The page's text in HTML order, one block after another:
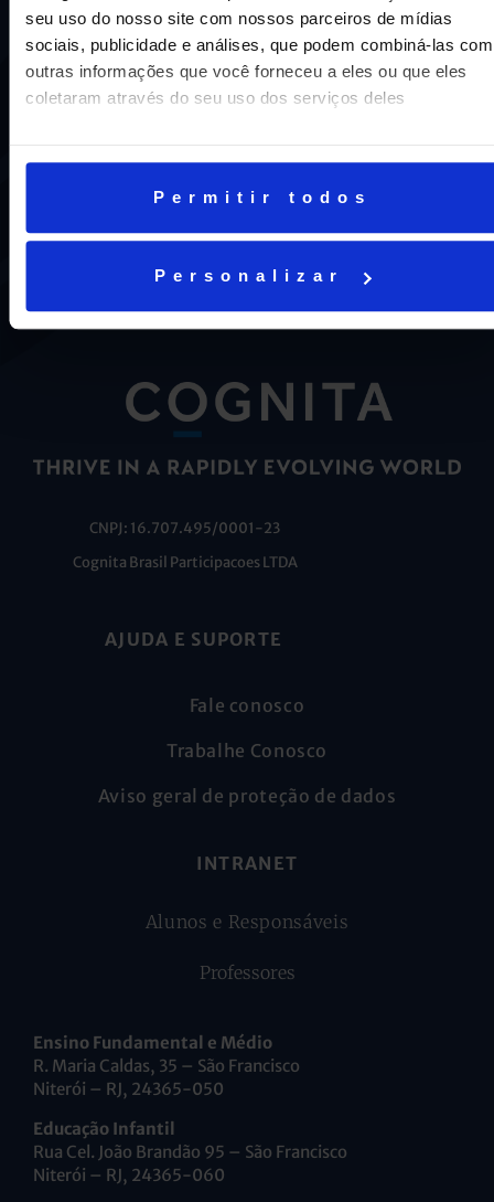
seu uso do nosso site com nossos parceiros de mídias
sociais, publicidade e análises, que podem combiná-las com
outras informações que você forneceu a eles ou que eles
coletaram através do seu uso dos serviços deles
Permitir todos
Personalizar
Uma escola com mais de 70 anos de tradição e
compromisso de oferecer aos nossos alunos uma
nosso DNA e por isso temos 16 anos como líderes do
ENEM em Niterói, somos a segunda melhor escola do
CNPJ: 16.707.495/0001-23
Cognita Brasil Participacoes LTDA
AJUDA E SUPORTE
Fale conosco
Trabalhe Conosco
Aviso geral de proteção de dados
INTRANET
Alunos e Responsáveis
Professores
Ensino Fundamental e Médio
R. Maria Caldas, 35 – São Francisco
Niterói – RJ, 24365-050
Educação Infantil
Rua Cel. João Brandão 95 – São Francisco
Niterói – RJ, 24365-060